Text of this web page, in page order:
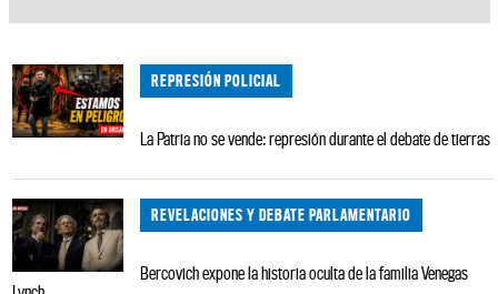
REPRESIÓN POLICIAL
La Patria no se vende: represión durante el debate de tierras
REVELACIONES Y DEBATE PARLAMENTARIO
Bercovich expone la historia oculta de la familia Venegas